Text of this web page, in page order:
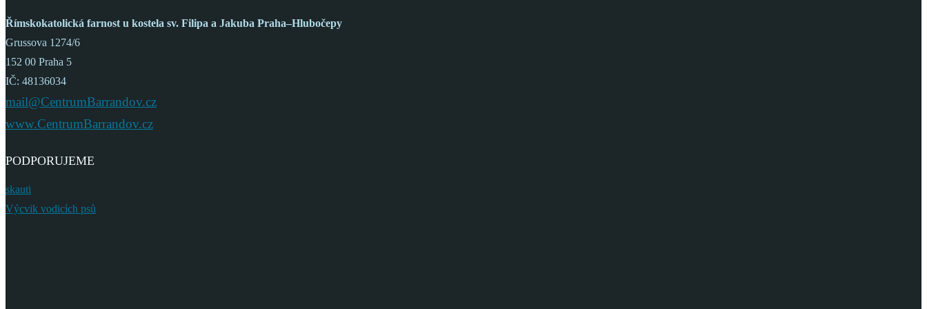
Římskokatolická farnost u kostela sv. Filipa a Jakuba Praha–Hlubočepy
Grussova 1274/6
152 00 Praha 5
IČ: 48136034
mail@CentrumBarrandov.cz
www.CentrumBarrandov.cz
PODPORUJEME
skauti
Výcvik vodicích psů